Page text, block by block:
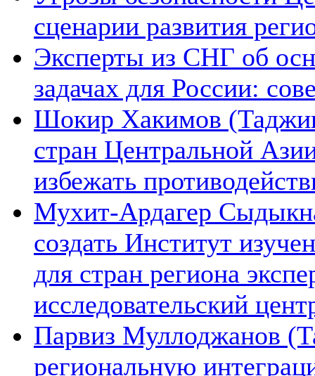
сценарии развития
Эксперты из СНГ об
задачах для России:
Шокир Хакимов
стран Центральной
избежать
Мухит-Ардагер
создать Институт
для стран региона
исследовательский
Парвиз Муллоджанов
региональную